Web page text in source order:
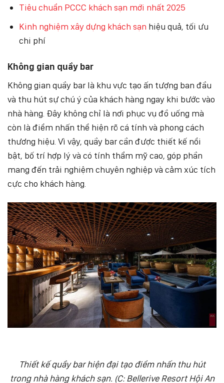
Tiêu chuẩn PCCC khách sạn mới nhất 2025
Kinh nghiệm xây dựng khách sạn hiệu quả, tối ưu
chi phí
Không gian quầy bar
Không gian quầy bar là khu vực tạo ấn tượng ban đầu
và thu hút sự chú ý của khách hàng ngay khi bước vào
nhà hàng. Đây không chỉ là nơi phục vụ đồ uống mà
còn là điểm nhấn thể hiện rõ cá tính và phong cách
thương hiệu. Vì vậy, quầy bar cần được thiết kế nổi
bật, bố trí hợp lý và có tính thẩm mỹ cao, góp phần
mang đến trải nghiệm chuyên nghiệp và cảm xúc tích
cực cho khách hàng.
Thiết kế quầy bar hiện đại tạo điểm nhấn thu hút
trong nhà hàng khách sạn. (C: Bellerive Resort Hội An